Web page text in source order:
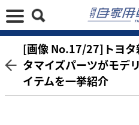
[画像 No.17/27]トヨタ
タマイズパーツがモ
イテムを一挙紹介